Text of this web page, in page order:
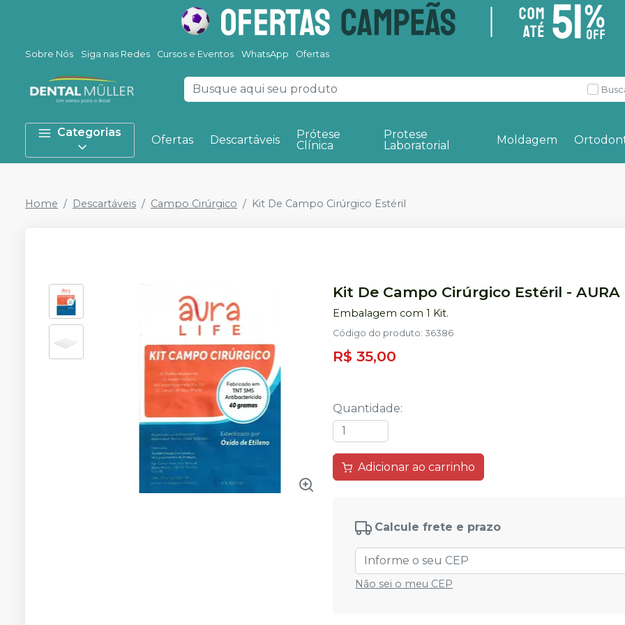
Sobre Nós Siga nas Redes Cursos e Eventos WhatsApp Ofertas
Categorias
Ofertas Descartáveis
Prótese
Clínica
Protese
Laboratorial
Moldagem
Home Descartáveis Campo Cirúrgico Kit De Campo Cirúrgico Estéril
Kit De Campo Cirúrgico Estéril -AURA
Embalagem com 1 Kit.
Código do produto:36386
R$ 35,00
Quantidade:
Adicionar ao carrinho
Calcule frete e prazo
Não sei o meu CEP